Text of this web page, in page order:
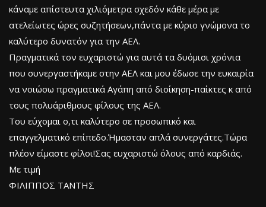
κάναμε απίστευτα χιλιόμετρα σχεδόν κάθε μέρα με
ατελείωτες ώρες συζητήσεων,πάντα με κύριο γνώμονα το
καλύτερο δυνατόν για την ΑΕΛ.
Πραγματικά τον ευχαριστώ για αυτά τα δυόμισι χρόνια
που συνεργαστήκαμε στην ΑΕΛ και μου έδωσε την ευκαιρία
να νοιώσω πραγματικά Αγάπη από διοίκηση-παίκτες κ από
τους πολυάριθμους φίλους της ΑΕΛ.
Του εύχομαι ο,τι καλύτερο σε προσωπικό και
επαγγελματικό επίπεδο.Ήμασταν απλά συνεργάτες.Τώρα
πλέον είμαστε φίλοι!Σας ευχαριστώ όλους από καρδιάς.
Με τιμή
ΦΙΛΙΠΠΟΣ ΤΑΝΤΗΣ